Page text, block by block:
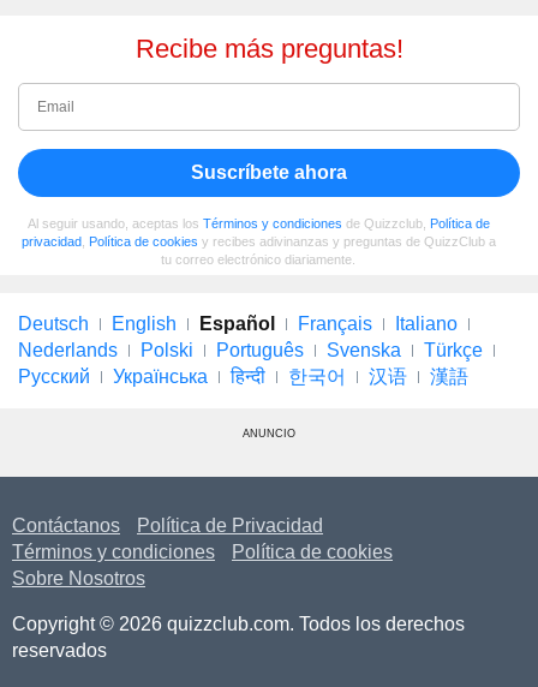
Recibe más preguntas!
Suscríbete ahora
Al seguir usando, aceptas los Términos y condiciones de Quizzclub, Política de
privacidad, Política de cookies y recibes adivinanzas y preguntas de QuizzClub a
tu correo electrónico diariamente.
Deutsch English Español Français
Italiano
Nederlands
Polski Português Svenska
Türkçe
Русский
Українська हिन्दी 한국어 汉语 漢語
ANUNCIO
Contáctanos
Política de Privacidad
Términos y condiciones
Política de cookies
Sobre Nosotros
Copyright © 2026 quizzclub.com. Todos los derechos
reservados